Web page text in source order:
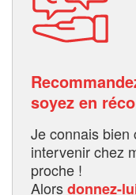
soyez en
Je connais bien
intervenir chez
proche !
Alorsdonnez-